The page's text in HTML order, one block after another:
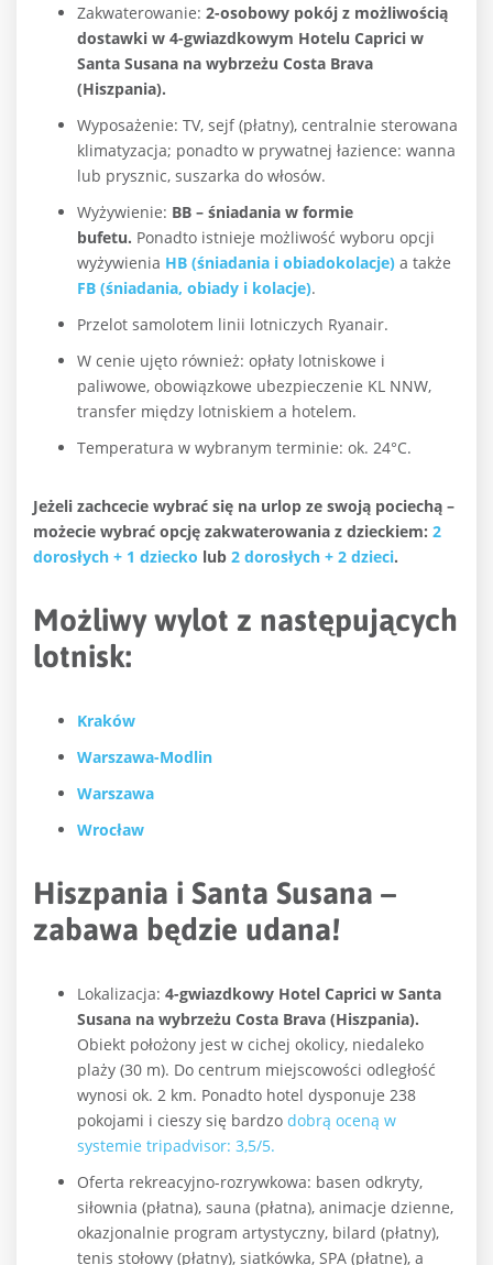
Zakwaterowanie: 2-osobowy pokój z możliwością
dostawki w 4-gwiazdkowym Hotelu Caprici w
Santa Susana na wybrzeżu Costa Brava
(Hiszpania).
Wyposażenie: TV, sejf (płatny), centralnie sterowana
klimatyzacja; ponadto w prywatnej łazience: wanna
lub prysznic, suszarka do włosów.
Wyżywienie: BB – śniadania w formie
bufetu. Ponadto istnieje możliwość wyboru opcji
wyżywienia HB (śniadania i obiadokolacje) a także
FB (śniadania, obiady i kolacje).
Przelot samolotem linii lotniczych Ryanair.
W cenie ujęto również: opłaty lotniskowe i
paliwowe, obowiązkowe ubezpieczenie KL NNW,
transfer między lotniskiem a hotelem.
Temperatura w wybranym terminie: ok. 24°C.
Jeżeli zachcecie wybrać się na urlop ze swoją pociechą –
możecie wybrać opcję zakwaterowania z dzieckiem: 2
dorosłych + 1 dziecko lub 2 dorosłych + 2 dzieci.
Możliwy wylot z następujących
lotnisk:
Kraków
Warszawa-Modlin
Warszawa
Wrocław
Hiszpania i Santa Susana –
zabawa będzie udana!
Lokalizacja: 4-gwiazdkowy Hotel Caprici w Santa
Susana na wybrzeżu Costa Brava (Hiszpania).
Obiekt położony jest w cichej okolicy, niedaleko
plaży (30 m). Do centrum miejscowości odległość
wynosi ok. 2 km. Ponadto hotel dysponuje 238
pokojami i cieszy się bardzo dobrą oceną w
systemie tripadvisor: 3,5/5.
Oferta rekreacyjno-rozrywkowa: basen odkryty,
siłownia (płatna), sauna (płatna), animacje dzienne,
okazjonalnie program artystyczny, bilard (płatny),
tenis stołowy (płatny), siatkówka, SPA (płatne), a